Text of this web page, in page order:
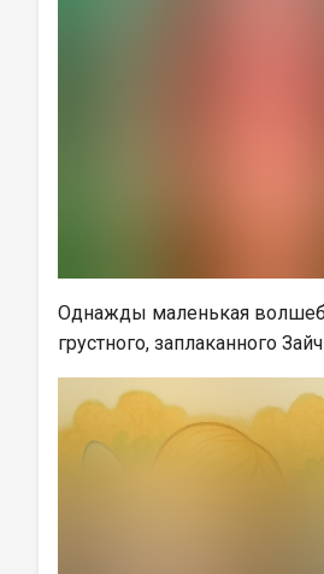
Однажды маленькая
грустного, заплаканного